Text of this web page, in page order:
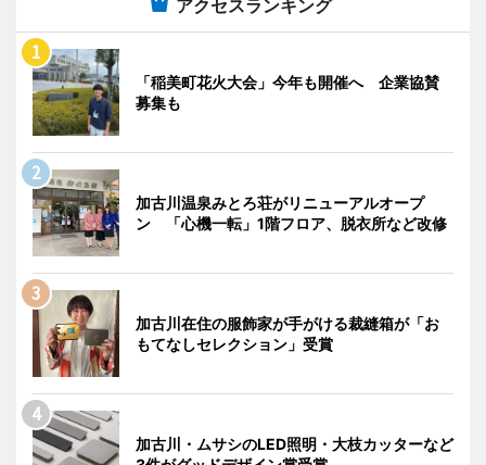
アクセスランキング
「稲美町花火大会」今年も開催へ 企業協賛
募集も
加古川温泉みとろ荘がリニューアルオープ
ン 「心機一転」1階フロア、脱衣所など改修
加古川在住の服飾家が手がける裁縫箱が「お
もてなしセレクション」受賞
加古川・ムサシのLED照明・大枝カッターなど